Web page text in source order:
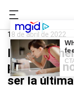
0221.com.ar
18 de abril de 2022
Marta
pandemia
ser la